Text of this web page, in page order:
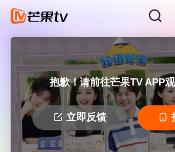
抱歉！请前往芒果TV APP
立即反馈